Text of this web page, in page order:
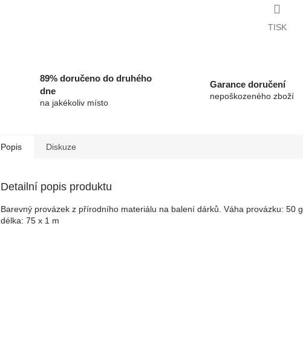
TISK
89% doručeno do druhého
dne
na jakékoliv místo
Garance doručení
nepoškozeného zboží
Popis Diskuze
Detailní popis produktu
Barevný provázek z přírodního materiálu na balení dárků. Váha provázku: 50 g,
délka: 75 x 1 m